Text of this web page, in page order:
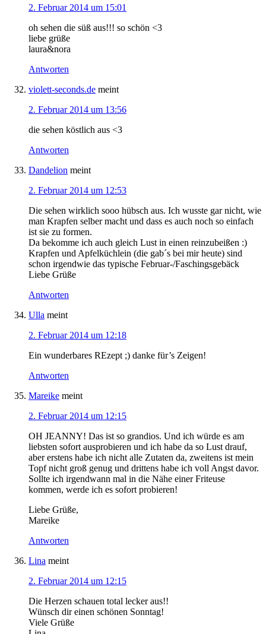
2. Februar 2014 um 15:01
oh sehen die süß aus!!! so schön <3
liebe grüße
laura&nora
Antworten
violett-seconds.de meint
2. Februar 2014 um 13:56
die sehen köstlich aus <3
Antworten
Dandelion meint
2. Februar 2014 um 12:53
Die sehen wirklich sooo hübsch aus. Ich wusste gar nicht, wie
man Krapfen selber macht und dass es auch noch so einfach
ist sie zu formen.
Da bekomme ich auch gleich Lust in einen reinzubeißen :)
Krapfen und Apfelküchlein (die gab´s bei mir heute) sind
schon irgendwie das typische Februar-/Faschingsgebäck
Liebe Grüße
Antworten
Ulla meint
2. Februar 2014 um 12:18
Ein wunderbares REzept ;) danke für’s Zeigen!
Antworten
Mareike meint
2. Februar 2014 um 12:15
OH JEANNY! Das ist so grandios. Und ich würde es am
liebsten sofort ausprobieren und ich habe da so Lust drauf,
aber erstens habe ich nicht alle Zutaten da, zweitens ist mein
Topf nicht groß genug und drittens habe ich voll Angst davor.
Sollte ich irgendwann mal in die Nähe einer Friteuse
kommen, werde ich es sofort probieren!
Liebe Grüße,
Mareike
Antworten
Lina meint
2. Februar 2014 um 12:15
Die Herzen schauen total lecker aus!!
Wünsch dir einen schönen Sonntag!
Viele Grüße